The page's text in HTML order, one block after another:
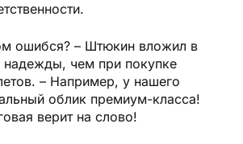
ошибся? – Штюкин вложил в
чем при покупке
– Например, у нашего
облик премиум-класса!
верит на слово!